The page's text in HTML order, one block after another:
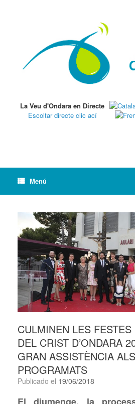
La Veu d'Ondara en Directe
Escoltar directe clic ací
Menú
CULMINEN LES
DEL CRIST D’ONDARA
GRAN ASSISTÈNCIA
PROGRAMATS
Publicado el 19/06/2018